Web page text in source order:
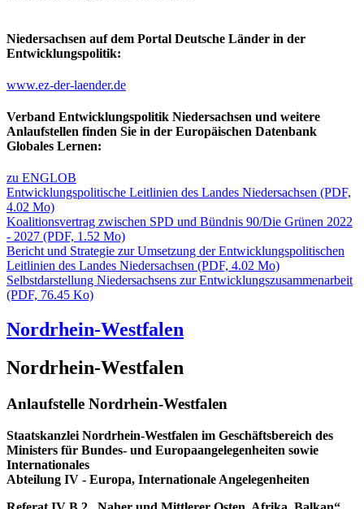
Niedersachsen auf dem Portal Deutsche Länder in der
Entwicklungspolitik:
www.ez-der-laender.de
Verband Entwicklungspolitik Niedersachsen und weitere
Anlaufstellen finden Sie in der Europäischen Datenbank
Globales Lernen:
zu ENGLOB
Entwicklungspolitische Leitlinien des Landes Niedersachsen (PDF,
4.02 Mo)
Koalitionsvertrag zwischen SPD und Bündnis 90/Die Grünen 2022
- 2027 (PDF, 1.52 Mo)
Bericht und Strategie zur Umsetzung der Entwicklungspolitischen
Leitlinien des Landes Niedersachsen (PDF, 4.02 Mo)
Selbstdarstellung Niedersachsens zur Entwicklungszusammenarbeit
(PDF, 76.45 Ko)
Nordrhein-Westfalen
Nordrhein-Westfalen
Anlaufstelle Nordrhein-Westfalen
Staatskanzlei Nordrhein-Westfalen im Geschäftsbereich des
Ministers für Bundes- und Europaangelegenheiten sowie
Internationales
Abteilung IV - Europa, Internationale Angelegenheiten